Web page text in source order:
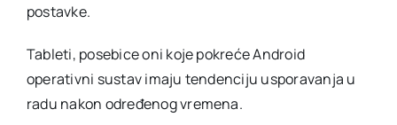
postavke.
Tableti, posebice oni koje pokreće Android
operativni sustav imaju tendenciju usporavanja u
radu nakon određenog vremena.